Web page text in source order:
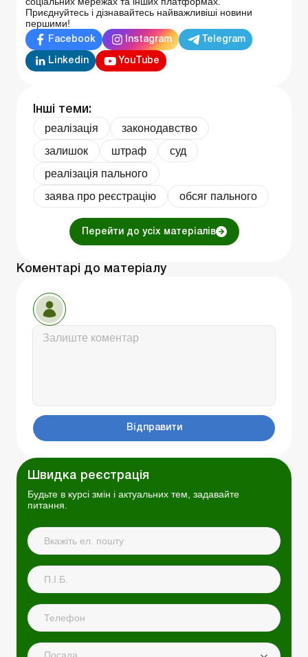
Приєднуйтесь і дізнавайтесь найважливіші новини
першими!
Facebook Instagram Telegram
Linkedin YouTube
Інші теми:
реалізація
законодавство
залишок
штраф
суд
реалізація пального
заява про реєстрацію
обсяг пального
Перейти до усіх матеріалів
Коментарі до матеріалу
Відправити
Швидка реєстрація
Будьте в курсі змін і актуальних тем, задавайте
питання.